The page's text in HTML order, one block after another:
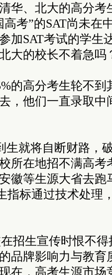
华、北大的高分考
高考”的SAT尚未在
加SAT考试的学生
大的校长不着急吗
的高分考生轮不到
，他们一直录取中
生就将自断财路，
所在地招不满高考
徽等生源大省去跑
指标通过技术处理
招生宣传时恨不得
品牌影响力与教育
在，高考生源市场